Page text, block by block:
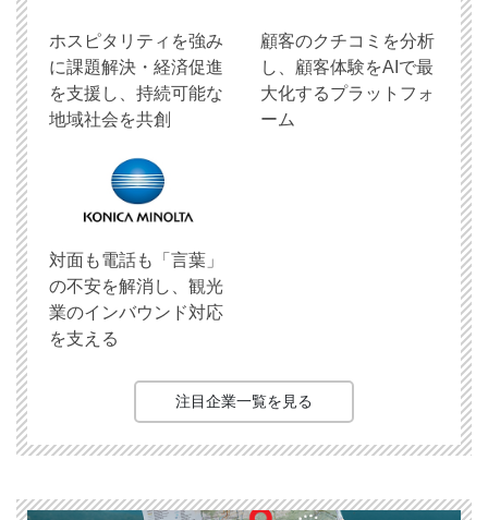
ホスピタリティを強み
に課題解決・経済促進
を支援し、持続可能な
地域社会を共創
顧客のクチコミを分析
し、顧客体験をAIで最
大化するプラットフォ
ーム
対面も電話も「言葉」
の不安を解消し、観光
業のインバウンド対応
を支える
注目企業一覧を見る